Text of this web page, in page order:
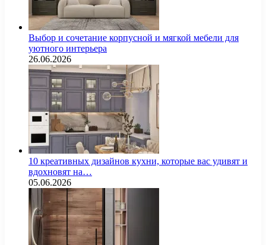
Выбор и сочетание корпусной и мягкой мебели для
уютного интерьера
26.06.2026
10 креативных дизайнов кухни, которые вас удивят и
вдохновят на…
05.06.2026